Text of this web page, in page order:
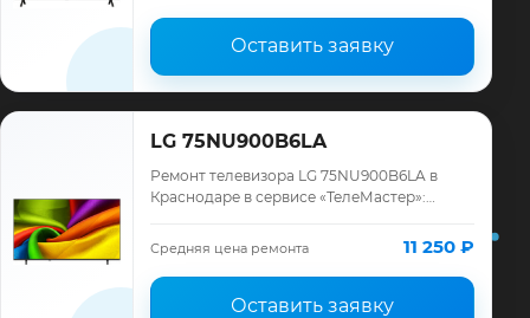
Оставить заявку
LG 75NU900B6LA
Ремонт телевизора LG 75NU900B6LA в
Краснодаре в сервисе «ТелеМастер»:
запчасти и гарантия до 12 месяцев.
Средняя цена ремонта 11 250 ₽
Оставить заявку